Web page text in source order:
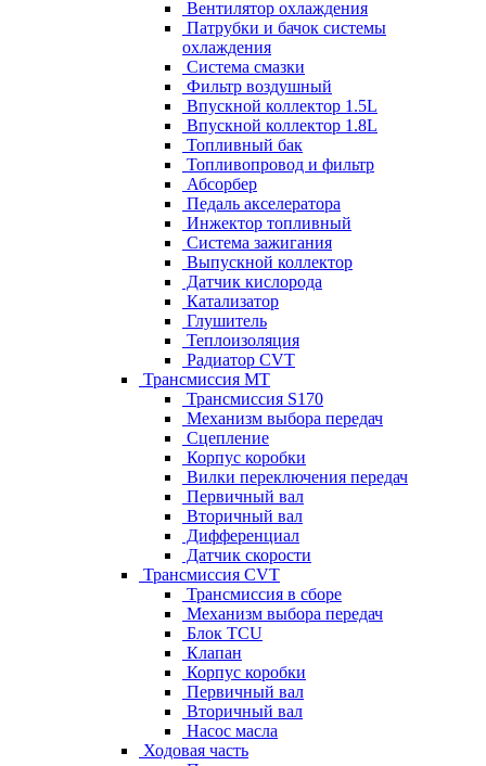
Вентилятор охлаждения
Патрубки и бачок системы
охлаждения
Система смазки
Фильтр воздушный
Впускной коллектор 1.5L
Впускной коллектор 1.8L
Топливный бак
Топливопровод и фильтр
Абсорбер
Педаль акселератора
Инжектор топливный
Система зажигания
Выпускной коллектор
Датчик кислорода
Катализатор
Глушитель
Теплоизоляция
Радиатор CVT
Трансмиссия MT
Трансмиссия S170
Механизм выбора передач
Сцепление
Корпус коробки
Вилки переключения передач
Первичный вал
Вторичный вал
Дифференциал
Датчик скорости
Трансмиссия CVT
Трансмиссия в сборе
Механизм выбора передач
Блок TCU
Клапан
Корпус коробки
Первичный вал
Вторичный вал
Насос масла
Ходовая часть